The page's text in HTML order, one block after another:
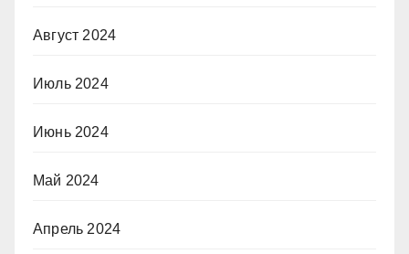
Август 2024
Июль 2024
Июнь 2024
Май 2024
Апрель 2024